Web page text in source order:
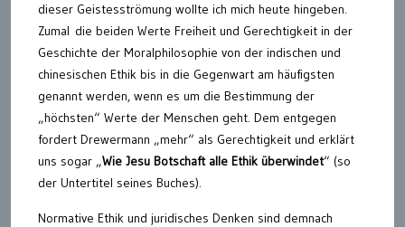
dieser Geistesströmung wollte ich mich heute hingeben.
Zumal die beiden Werte Freiheit und Gerechtigkeit in der
Geschichte der Moralphilosophie von der indischen und
chinesischen Ethik bis in die Gegenwart am häufigsten
genannt werden, wenn es um die Bestimmung der
„höchsten“ Werte der Menschen geht. Dem entgegen
fordert Drewermann „mehr“ als Gerechtigkeit und erklärt
uns sogar „Wie Jesu Botschaft alle Ethik überwindet“ (so
der Untertitel seines Buches).
Normative Ethik und juridisches Denken sind demnach